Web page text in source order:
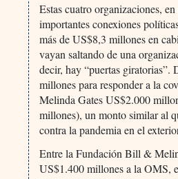
Estas cuatro organizaciones,
importantes conexiones
más de US$8,3 millones en
vayan saltando de una
decir, hay “puertas
millones para responder a la
Melinda Gates US$2.000
millones), un monto similar al
contra la pandemia en el
Entre la Fundación Bill &
US$1.400 millones a la OMS,